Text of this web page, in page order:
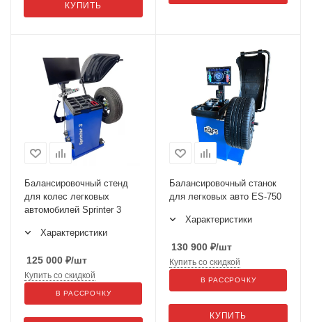
КУПИТЬ
Балансировочный стенд
для колес легковых
автомобилей Sprinter 3
Характеристики
125 000 ₽/шт
Купить со скидкой
В РАССРОЧКУ
Балансировочный станок
для легковых авто ES-750
Характеристики
130 900 ₽/шт
КУПИТЬ
Купить со скидкой
В РАССРОЧКУ